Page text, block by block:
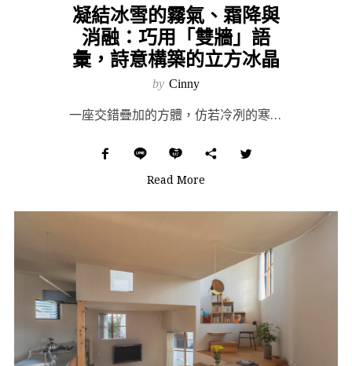
凝結冰雪的霧氣、霜降與
消融：巧用「雙牆」語
彙，詩意構築的立方冰晶
by Cinny
一座交錯疊加的方體，仿若冷冽的寒氣自水面凝結而起——位於中國河南新鄉市的「新鄉文化旅遊中心」（Xin...
Read More